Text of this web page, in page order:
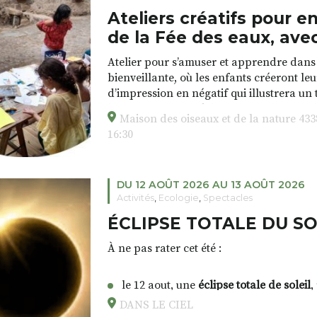
📞 Infos / inscriptions : 06 72 77 38 26
🌐 Plus d’infos :www.aquarelle-
Tout le week-end – du vendredi
Samedi après midi
Concours de pétanque en doublette par
(Complexe du Vourzet)
Samedi soir
Fest’In Lantri vous invite à une soirée
réservation au 06 89 52 84 78 ou
& concert de Garage Band
Dimanche après-midi
Ateliers créatifs pour
de la Fée des eaux,
Atelier pour s’amuser et apprendre
bienveillante, où les enfants créeront
d’impression en négatif qui illustrera
les enfants, inspiré du conte auvergnat
Marie Christine GAY.
Maison des oiseaux et de la nature
16:30
DU 12 AOÛT 2026 AU 13 AOÛT 2026
Activités, Ecologie, Spectacles
ÉCLIPSE TOTALE DU
À ne pas rater cet été :
le 12 aout, une éclipse totale de soleil,
pour bien la voir il faudra être en
DANS LE CIEL